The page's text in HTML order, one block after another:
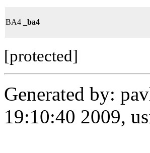
BA4 _ba4
[protected]
Generated by:
19:10:40 2009,